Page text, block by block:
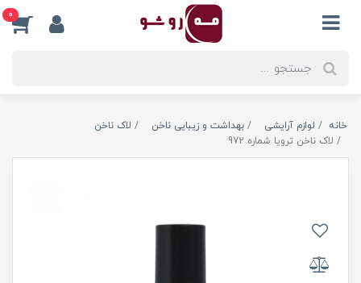
0
خانه لوازم آرایشی بهداشت و زیبایی ناخن
لاک ناخن
لاک ناخن ترویا شماره 972